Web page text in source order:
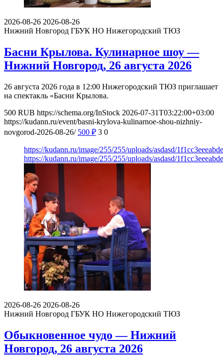
2026-08-26 2026-08-26
Нижний Новгород ГБУК НО Нижегородский ТЮЗ
Басни Крылова. Кулинарное шоу —
Нижний Новгород, 26 августа 2026
26 августа 2026 года в 12:00 Нижегородский ТЮЗ приглашает
на спектакль «Басни Крылова.
500 RUB https://schema.org/InStock 2026-07-31T03:22:00+03:00
https://kudann.ru/event/basni-krylova-kulinarnoe-shou-nizhniy-
novgorod-2026-08-26/ 500 ₽ 3 0
https://kudann.ru/image/255/255/uploads/asdasd/
https://kudann.ru/image/255/255/uploads/asdasd/
2026-08-26 2026-08-26
Нижний Новгород ГБУК НО Нижегородский ТЮЗ
Обыкновенное чудо — Нижний
Новгород, 26 августа 2026